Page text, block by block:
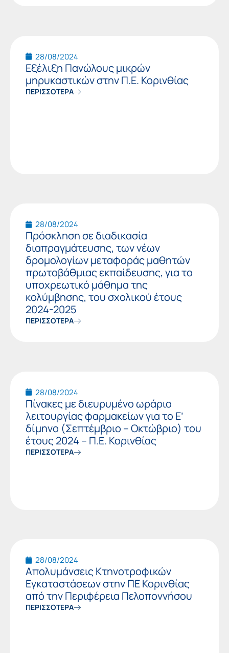
28/08/2024
Εξέλιξη Πανώλους μικρών
μηρυκαστικών στην Π.Ε. Κορινθίας
ΠΕΡΙΣΣΟΤΕΡΑ
28/08/2024
Πρόσκληση σε διαδικασία
διαπραγμάτευσης, των νέων
δρομολογίων μεταφοράς μαθητών
πρωτοβάθμιας εκπαίδευσης, για το
υποχρεωτικό μάθημα της
κολύμβησης, του σχολικού έτους
2024-2025
ΠΕΡΙΣΣΟΤΕΡΑ
28/08/2024
Πίνακες με διευρυμένο ωράριο
λειτουργίας φαρμακείων για το Ε’
δίμηνο (Σεπτέμβριο – Οκτώβριο) του
έτους 2024 – Π.Ε. Κορινθίας
ΠΕΡΙΣΣΟΤΕΡΑ
28/08/2024
Απολυμάνσεις Κτηνοτροφικών
Εγκαταστάσεων στην ΠΕ Κορινθίας
από την Περιφέρεια Πελοποννήσου
ΠΕΡΙΣΣΟΤΕΡΑ